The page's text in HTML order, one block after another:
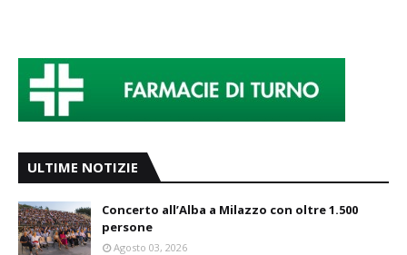
ULTIME NOTIZIE
Concerto all’Alba a Milazzo con oltre 1.500
persone
Agosto 03, 2026